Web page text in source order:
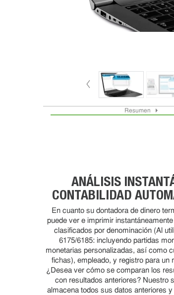
Resumen
ANÁLISIS
CONTABILIDAD
En cuanto su dontadora de dinero
puede ver e imprimir
clasificados por denominación (Al
6175/6185: incluyendo partidas
monetarias personalizadas, así como
fichas), empleado, y registro para un
¿Desea ver cómo se comparan los
con resultados anteriores? Nuestro
almacena todos sus datos anteriores